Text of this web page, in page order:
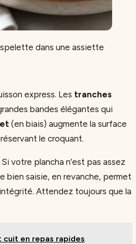
dans une assiette
express. Les tranches
bandes élégantes qui
(en biais) augmente la surface
le croquant.
votre plancha n’est pas assez
bien saisie, en revanche, permet
Attendez toujours que la
en repas rapides